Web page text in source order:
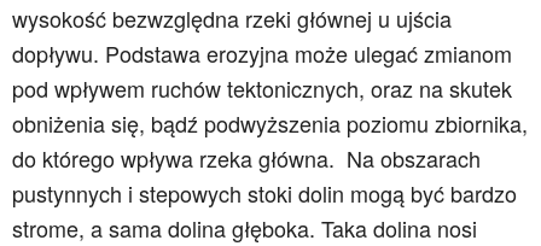
wysokość bezwzględna rzeki głównej u ujścia
dopływu. Podstawa erozyjna może ulegać zmianom
pod wpływem ruchów tektonicznych, oraz na skutek
obniżenia się, bądź podwyższenia poziomu zbiornika,
do którego wpływa rzeka główna. Na obszarach
pustynnych i stepowych stoki dolin mogą być bardzo
strome, a sama dolina głęboka. Taka dolina nosi